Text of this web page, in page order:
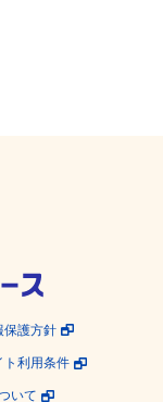
保護方針
ト利用条件
いて